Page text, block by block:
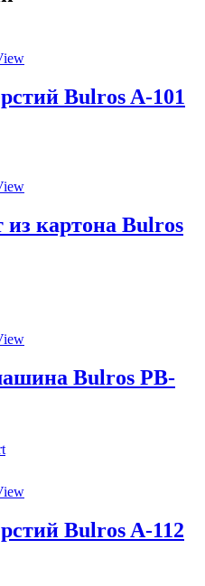
Bulros A-101
картона Bulros
Bulros PB-
Bulros A-112